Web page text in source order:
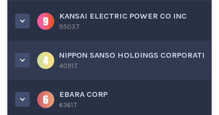
KANSAI ELECTRIC POWER CO INC
9503.T
NIPPON SANSO HOLDINGS CORPORATI
4091.T
EBARA CORP
6361.T